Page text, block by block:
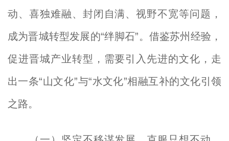
动、喜独难融、封闭自满、视野不宽等问题，
成为晋城转型发展的“绊脚石”。借鉴苏州经验，
促进晋城产业转型，需要引入先进的文化，走
出一条“山文化”与“水文化”相融互补的文化引领
之路。